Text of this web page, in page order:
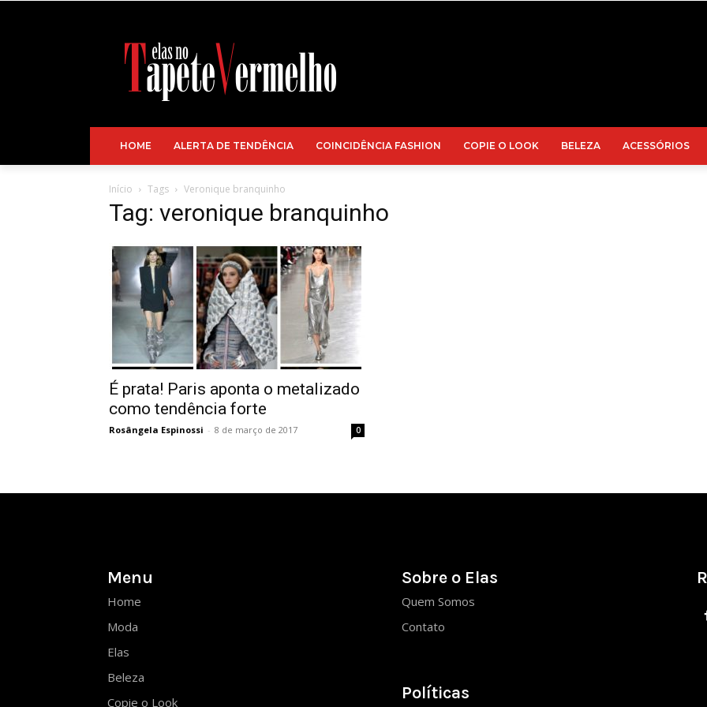
HOME ALERTA DE TENDÊNCIA COINCIDÊNCIA FASHION COPIE O LOOK BELEZA ACESSÓRIOS
Início Tags Veronique branquinho
Tag: veronique branquinho
É prata! Paris aponta o metalizado
como tendência forte
Rosângela Espinossi - 8 de março de 2017 0
Menu
Home
Moda
Elas
Beleza
Copie o Look
Sobre o Elas
Quem Somos
Contato
Políticas